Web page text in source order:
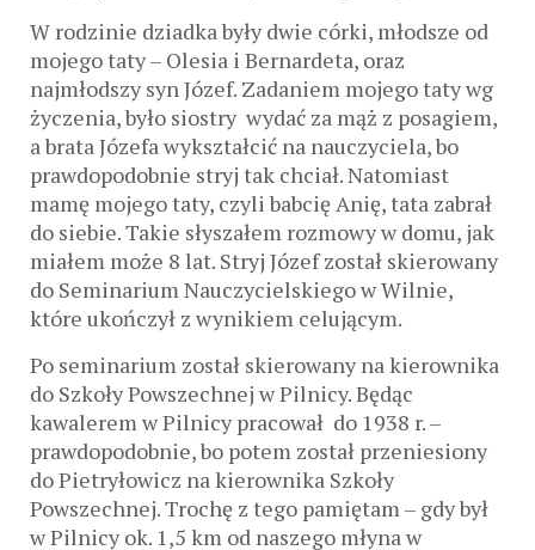
W rodzinie dziadka były dwie córki, młodsze od
mojego taty – Olesia i Bernardeta, oraz
najmłodszy syn Józef. Zadaniem mojego taty wg
życzenia, było siostry wydać za mąż z posagiem,
a brata Józefa wykształcić na nauczyciela, bo
prawdopodobnie stryj tak chciał. Natomiast
mamę mojego taty, czyli babcię Anię, tata zabrał
do siebie. Takie słyszałem rozmowy w domu, jak
miałem może 8 lat. Stryj Józef został skierowany
do Seminarium Nauczycielskiego w Wilnie,
które ukończył z wynikiem celującym.
Po seminarium został skierowany na kierownika
do Szkoły Powszechnej w Pilnicy. Będąc
kawalerem w Pilnicy pracował do 1938 r. –
prawdopodobnie, bo potem został przeniesiony
do Pietryłowicz na kierownika Szkoły
Powszechnej. Trochę z tego pamiętam – gdy był
w Pilnicy ok. 1,5 km od naszego młyna w